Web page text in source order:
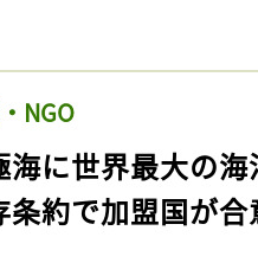
NGO
海に世界最大の
条約で加盟国が合